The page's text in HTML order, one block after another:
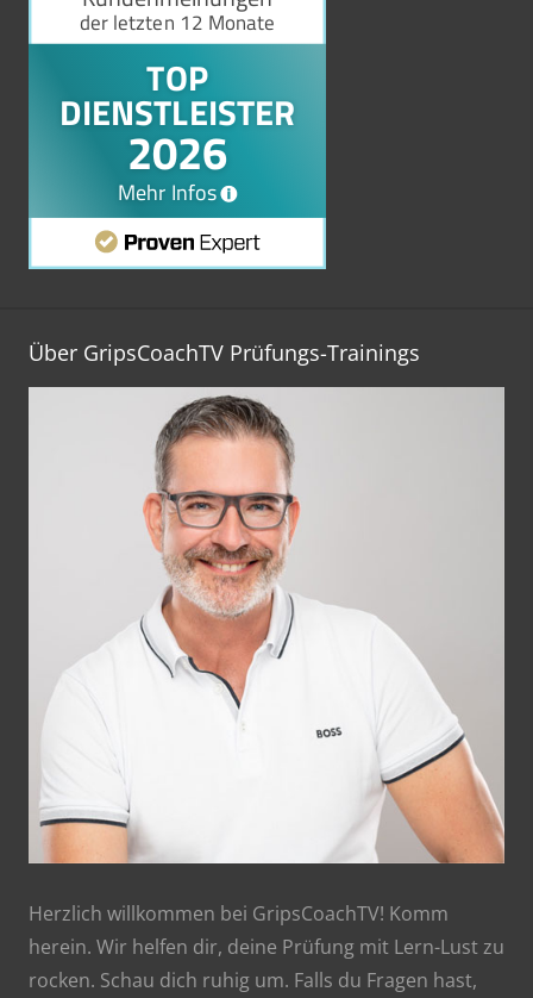
Über GripsCoachTV Prüfungs-Trainings
Herzlich willkommen bei GripsCoachTV! Komm
herein. Wir helfen dir, deine Prüfung mit Lern-Lust zu
rocken. Schau dich ruhig um. Falls du Fragen hast,